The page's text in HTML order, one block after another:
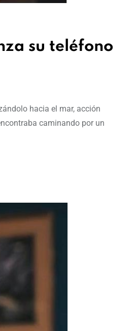
su teléfono
hacia el mar, acción
caminando por un